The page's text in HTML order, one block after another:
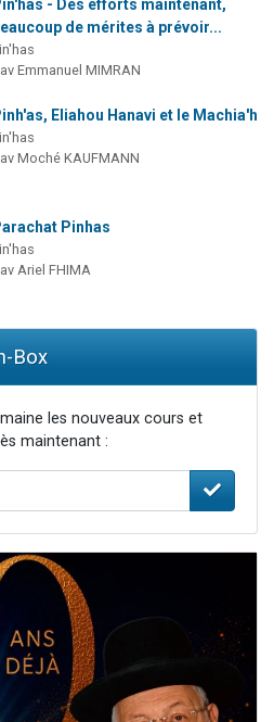
- Des efforts maintenant,
de mérites à prévoir...
Emmanuel MIMRAN
Eliahou Hanavi et le Machia'h
Moché KAUFMANN
Pinhas
Ariel FHIMA
Box
les nouveaux cours et
maintenant :